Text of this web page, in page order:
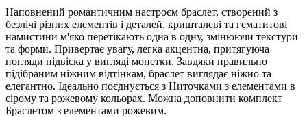
Наповнений романтичним настроєм браслет, створений з
безлічі різних елементів і деталей, кришталеві та гематитові
намистини м'яко перетікають одна в одну, змінюючи текстури
та форми. Привертає увагу, легка акцентна, притягуюча
погляди підвіска у вигляді монетки. Завдяки правильно
підібраним ніжним відтінкам, браслет виглядає ніжно та
елегантно. Ідеально поєднується з Ниточками з елементами в
сірому та рожевому кольорах. Можна доповнити комплект
Браслетом з елементами рожевим.